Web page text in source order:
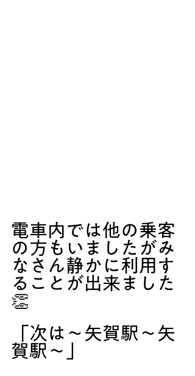
電車内では他の乗客
の方もいましたがみ
なさん静かに利用す
ることが出来ました
👏
「次は～矢賀駅～矢
賀駅～」